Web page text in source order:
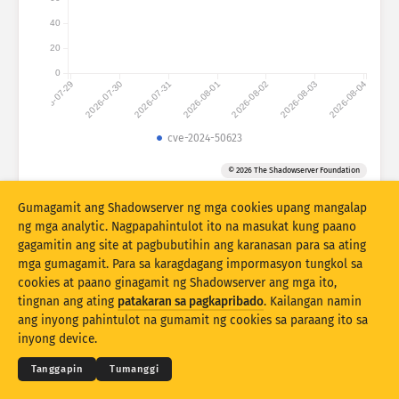
Set ng datos
Bansa Tag
Mga resulta ng automatically update
I-update I-reset
I-download bilang PNG
2026-07-29 2026-07-30 2026-07-31 2026-08-01 2026-08-02 2026-08-03 2026-08-04
0
20
40
cve-2024-50623
© 2026 The Shadowserver Foundation
© 2026THE SHADOWSERVER FOUNDATION
Pagkapribaduhan at Mga Tuntunin
Makipag-ugnayan sa amin
Pasasalamat
Gumagamit ang Shadowserver ng mga cookies upang mangalap
ng mga analytic. Nagpapahintulot ito na masukat kung paano
gagamitin ang site at pagbubutihin ang karanasan para sa ating
mga gumagamit. Para sa karagdagang impormasyon tungkol sa
cookies at paano ginagamit ng Shadowserver ang mga ito,
tingnan ang ating patakaran sa pagkapribado. Kailangan namin
ang inyong pahintulot na gumamit ng cookies sa paraang ito sa
inyong device.
Tanggapin Tumanggi